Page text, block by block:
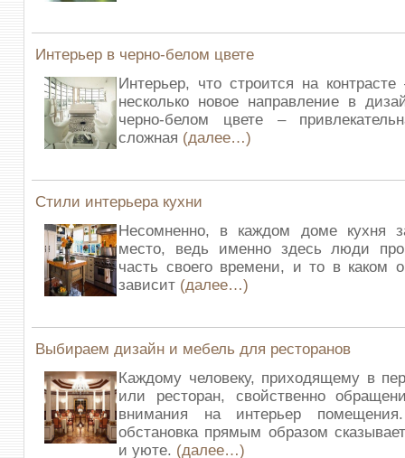
Интерьер в черно-белом цвете
Интерьер, что строится на
несколько новое направление в
черно-белом цвете –
сложная (далее…)
Стили интерьера кухни
Несомненно, в каждом доме кухня
место, ведь именно здесь люди
часть своего времени, и то в каком
зависит (далее…)
Выбираем дизайн и мебель для ресторанов
Каждому человеку, приходящему в
или ресторан, свойственно
внимания на интерьер
обстановка прямым образом
и уюте. (далее…)